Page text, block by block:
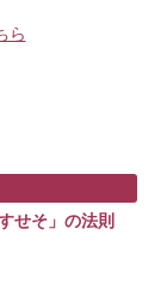
ら
せそ」の法則